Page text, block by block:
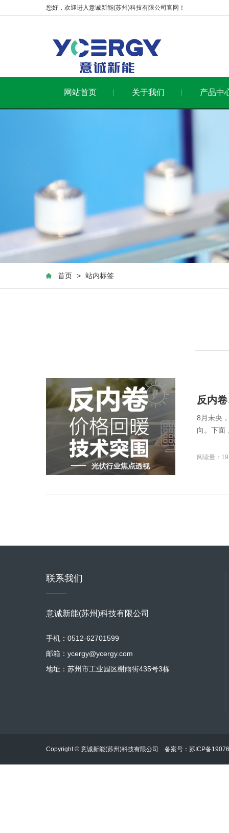
您好，欢迎进入意诚新能(苏州)科技有限公司官网！
网站首页 关于我们 产品中
首页 > 站内标签
反内
8月未央
向。下面
阅读量：
联系我们
意诚新能(苏州)科技有限公司
手机：0512-62701599
邮箱：ycergy@ycergy.com
地址：苏州市工业园区榭雨街435号3栋
Copyright © 意诚新能(苏州)科技有限公司 备案号： 苏ICP备